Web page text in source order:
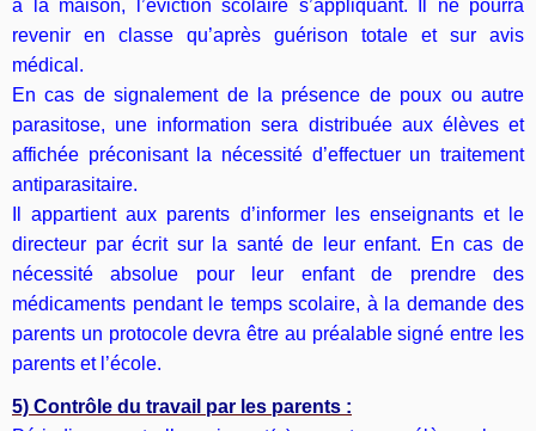
à la maison, l’éviction scolaire s’appliquant. Il ne pourra
revenir en classe qu’après guérison totale et sur avis
médical.
En cas de signalement de la présence de poux ou autre
parasitose, une information sera distribuée aux élèves et
affichée préconisant la nécessité d’effectuer un traitement
antiparasitaire.
Il appartient aux parents d’informer les enseignants et le
directeur par écrit sur la santé de leur enfant. En cas de
nécessité absolue pour leur enfant de prendre des
médicaments pendant le temps scolaire, à la demande des
parents un protocole devra être au préalable signé entre les
parents et l’école.
5) Contrôle du travail par les parents :